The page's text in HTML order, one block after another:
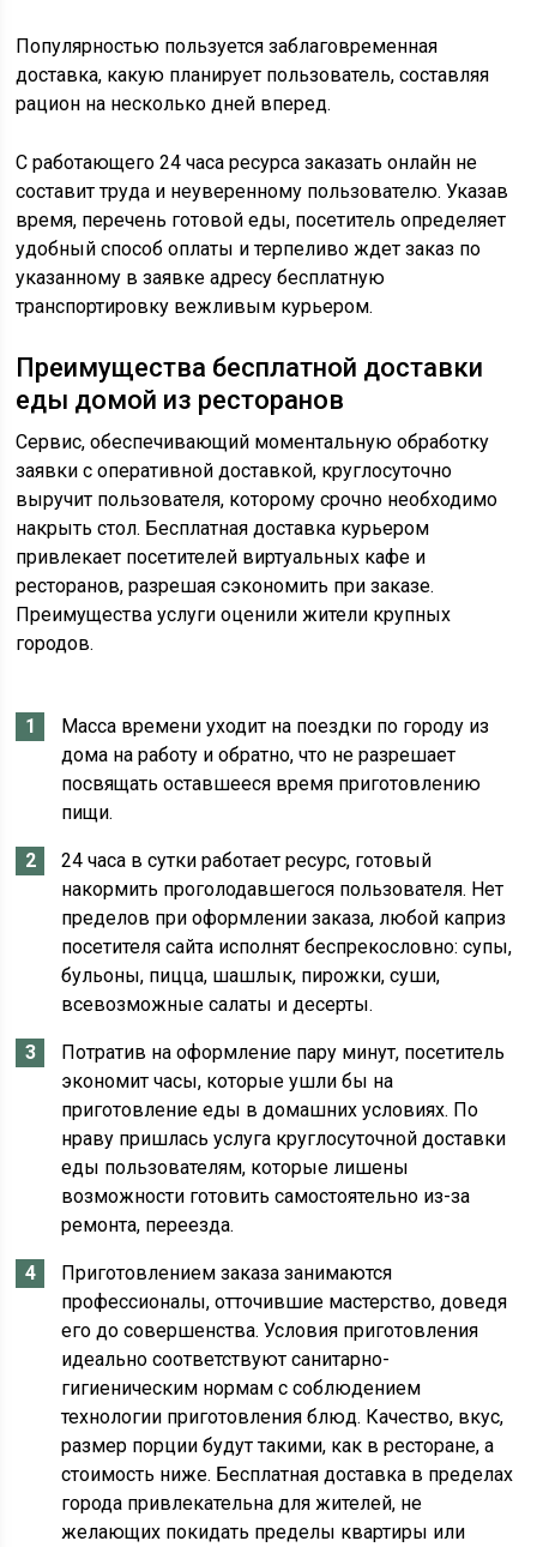
Популярностью пользуется заблаговременная
доставка, какую планирует пользователь, составляя
рацион на несколько дней вперед.
С работающего 24 часа ресурса заказать онлайн не
составит труда и неуверенному пользователю. Указав
время, перечень готовой еды, посетитель определяет
удобный способ оплаты и терпеливо ждет заказ по
указанному в заявке адресу бесплатную
транспортировку вежливым курьером.
Преимущества бесплатной доставки
еды домой из ресторанов
Сервис, обеспечивающий моментальную обработку
заявки с оперативной доставкой, круглосуточно
выручит пользователя, которому срочно необходимо
накрыть стол. Бесплатная доставка курьером
привлекает посетителей виртуальных кафе и
ресторанов, разрешая сэкономить при заказе.
Преимущества услуги оценили жители крупных
городов.
Масса времени уходит на поездки по городу из
дома на работу и обратно, что не разрешает
посвящать оставшееся время приготовлению
пищи.
24 часа в сутки работает ресурс, готовый
накормить проголодавшегося пользователя. Нет
пределов при оформлении заказа, любой каприз
посетителя сайта исполнят беспрекословно: супы,
бульоны, пицца, шашлык, пирожки, суши,
всевозможные салаты и десерты.
Потратив на оформление пару минут, посетитель
экономит часы, которые ушли бы на
приготовление еды в домашних условиях. По
нраву пришлась услуга круглосуточной доставки
еды пользователям, которые лишены
возможности готовить самостоятельно из-за
ремонта, переезда.
Приготовлением заказа занимаются
профессионалы, отточившие мастерство, доведя
его до совершенства. Условия приготовления
идеально соответствуют санитарно-
гигиеническим нормам с соблюдением
технологии приготовления блюд. Качество, вкус,
размер порции будут такими, как в ресторане, а
стоимость ниже. Бесплатная доставка в пределах
города привлекательна для жителей, не
желающих покидать пределы квартиры или